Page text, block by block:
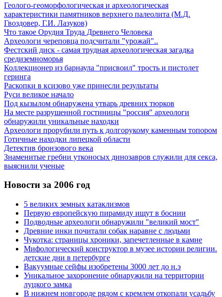
Геолого-геоморфологическая и археологическая
характеристики памятников верхнего палеолита (М.Д.
Гвоздовер, Г.И. Лазуков)
Что такое Орудия Труда Древнего Человека
Археологи череповца подсчитали "урожай"..
Фестский диск - самая трудная археологическая загадка
средиземноморья
Коллекционер из барнаула "присвоил" трость и пистолет
геринга
Раскопки в ксизово уже принесли результаты
Руси великое начало
Под кызылом обнаружена утварь древних тюрков
На месте разрушенной гостиницы "россия" археологи
обнаружили уникальные находки
Археологи прорубили путь к долгорукому каменным топором
Готичные находки липецкой области
Детектив бронзового века
Знаменитые гребни утконосых динозавров служили для секса,
выяснили ученые
Новости за 2006 год
5 великих земных катаклизмов
Первую европейскую пирамиду ищут в боснии
Подводные археологи обнаружили "великий мост"
Древние инки почитали собак наравне с людьми
Чукотка: страницы хроники, запечетленные в камне
Мифологический конструктор в музее истории религии.
детские дни в петербурге
Вакуумные сейфы изобретены 3000 лет до н.э
Уникальное захоронение обнаружили на территории
луцкого замка
В нижнем новгороде рядом с кремлем откопали усадьбу